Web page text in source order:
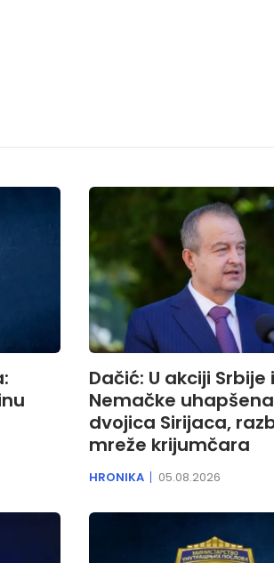
Dačić: U akciji Srbije i
Nemačke uhapšena
dvojica Sirijaca,
mreže krijumčara
HRONIKA 05.08.2026